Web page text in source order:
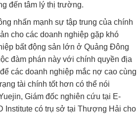
đến tâm lý thị trường.
nhấn mạnh sự tập trung của chính
cho các doanh nghiệp gặp khó
bất động sản lớn ở Quảng Đông
đàm phán này với chính quyền địa
các doanh nghiệp mắc nợ cao cùng
tài chính tốt hơn có thể nói
Giám đốc nghiên cứu tại E-
Institute có trụ sở tại Thượng Hải cho